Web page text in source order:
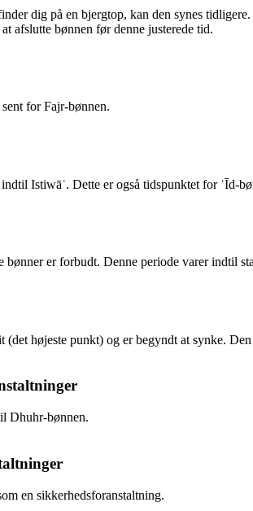
dig på en bjergtop, kan den synes
afslutte bønnen før denne justerede tid.
for Fajr-bønnen.
Istiwāʾ. Dette er også tidspunktet for ʿĪd-
er forbudt. Denne periode varer indtil
højeste punkt) og er begyndt at synke.
Dhuhr-bønnen.
en sikkerhedsforanstaltning.